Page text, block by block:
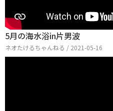
5月の海水浴in片男波
ネオたけるちゃんねる / 2021-05-16